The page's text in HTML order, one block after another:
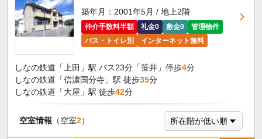
築年月：2001年5月 / 地上2階
仲介手数料半額 礼金0 敷金0
管理物件
バス・トイレ別
インターネット無料
しなの鉄道「上田」駅 バス23分「笹井」停歩4分
しなの鉄道「信濃国分寺」駅 徒歩35分
しなの鉄道「大屋」駅 徒歩42分
空室情報 （空室2）